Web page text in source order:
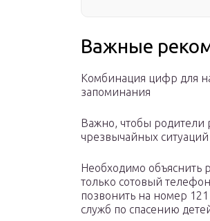
Важные
Комбинация цифр для
запоминания
Важно, чтобы родители
чрезвычайных
Необходимо объяснить
только сотовый
позвонить на номер
служб по спасению